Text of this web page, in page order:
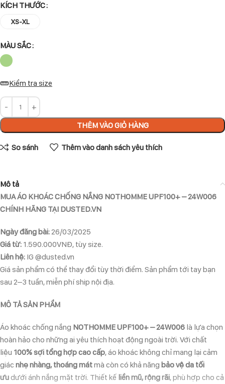
KÍCH THƯỚC
XS-XL
MÀU SẮC
Kiểm tra size
THÊM VÀO GIỎ HÀNG
So sánh Thêm vào danh sách yêu thích
Mô tả
MUA ÁO KHOÁC CHỐNG NẮNG NOTHOMME UPF100+ – 24W006
CHÍNH HÃNG TẠI DUSTED.VN
Ngày đăng bài:26/03/2025
Giá từ: 1.590.000VNĐ, tùy size.
Liên hệ: IG @dusted.vn
Giá sản phẩm có thể thay đổi tùy thời điểm. Sản phẩm tới tay bạn
sau 2–3 tuần, miễn phí ship nội địa.
MÔ TẢ SẢN PHẨM
Áo khoác chống nắng NOTHOMME UPF100+ – 24W006 là lựa chọn
hoàn hảo cho những ai yêu thích hoạt động ngoài trời. Với chất
liệu 100% sợi tổng hợp cao cấp, áo khoác không chỉ mang lại cảm
giác nhẹ nhàng, thoáng mátmà còn có khả năng bảo vệ da tối
ưudưới ánh nắng mặt trời. Thiết kế liền mũ, rộng rãi, phù hợp cho cả